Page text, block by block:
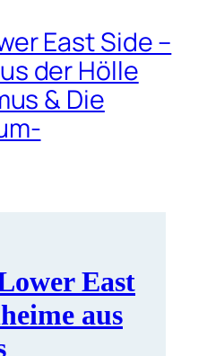
East Side –
der Hölle
& Die